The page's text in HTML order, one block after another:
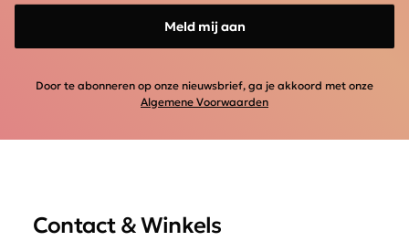
Meld mij aan
Door te abonneren op onze nieuwsbrief, ga je akkoord met onze
Algemene Voorwaarden
Contact & Winkels